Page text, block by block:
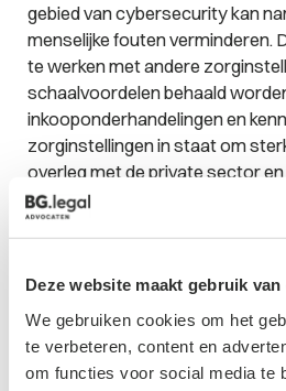
Deze website maakt gebruik van
We gebruiken cookies om het
te verbeteren, content en
om functies voor social media te
gebied van cybersecurity kan
menselijke fouten verminderen.
te werken met andere
schaalvoordelen behaald
inkooponderhandelingen en
zorginstellingen in staat om
overleg met de private sector
aanpak te hanteren. In plaats
investeringen in hard- en
abonnementsmodel te
kosten en worden de financiële
investeringen vermeden. Voer
uit om te zien hoe het ervoor